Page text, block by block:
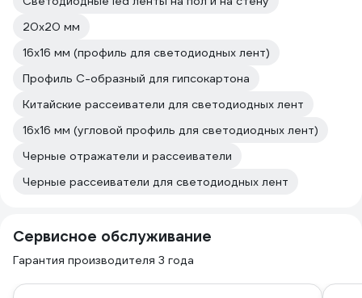
20х20 мм
16х16 мм (профиль для светодиодных лент)
Профиль С-образный для гипсокартона
Китайские рассеиватели для светодиодных лент
16х16 мм (угловой профиль для светодиодных лент)
Черные отражатели и рассеиватели
Черные рассеиватели для светодиодных лент
Сервисное обслуживание
Гарантия производителя 3 года